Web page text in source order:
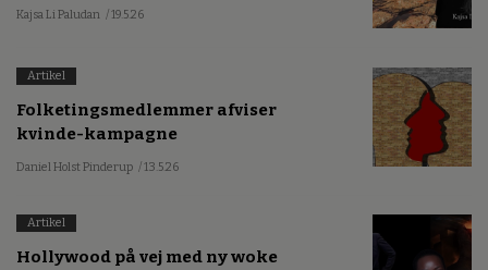
Kajsa Li Paludan / 19.5.26
Artikel
Folketingsmedlemmer afviser
kvinde-kampagne
Daniel Holst Pinderup / 13.5.26
Artikel
Hollywood på vej med ny woke